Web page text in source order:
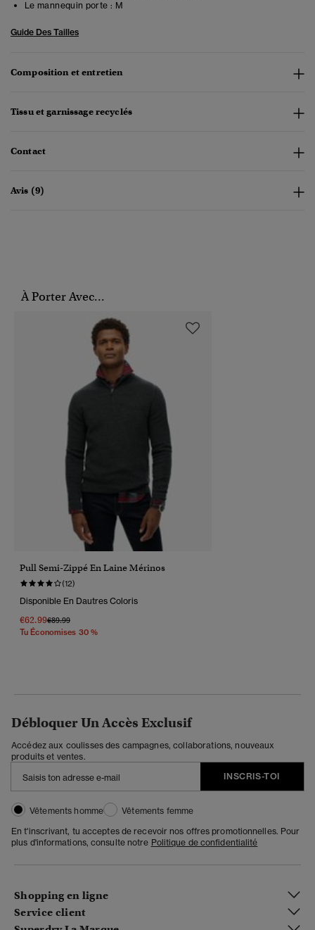
Le mannequin porte : M
Guide Des Tailles
Composition et entretien
Tissu et garnissage recyclés
Contact
Avis (9)
À Porter Avec...
Pull Semi-Zippé En Laine Mérinos
(12)
Disponible En Dautres Coloris
€62.99Prix Réduit De
€89.99À
Tu Économises 30 %
Débloquer Un Accès Exclusif
Accédez aux coulisses des campagnes, collaborations, nouveaux
produits et ventes.
INSCRIS-TOI
Vêtements homme
Vêtements femme
En t'inscrivant, tu acceptes de recevoir nos offres promotionnelles. Pour
plus d'informations, consulte notre Politique de confidentialité
Shopping en ligne
Service client